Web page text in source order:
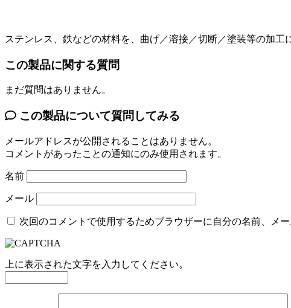
ステンレス、鉄などの材料を、曲げ／溶接／切断／塗装等の加工
この製品に関する質問
まだ質問はありません。
この製品について質問してみる
メールアドレスが公開されることはありません。
コメントがあったことの通知にのみ使用されます。
名前
メール
次回のコメントで使用するためブラウザーに自分の名前、メ
上に表示された文字を入力してください。